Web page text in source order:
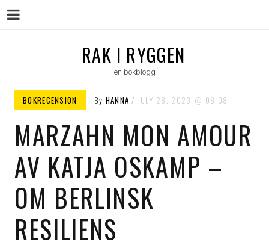
RAK I RYGGEN
en bokblogg
BOKRECENSION By HANNA JULY 28, 2023 08:08
MARZAHN MON AMOUR
AV KATJA OSKAMP –
OM BERLINSK
RESILIENS
Menu